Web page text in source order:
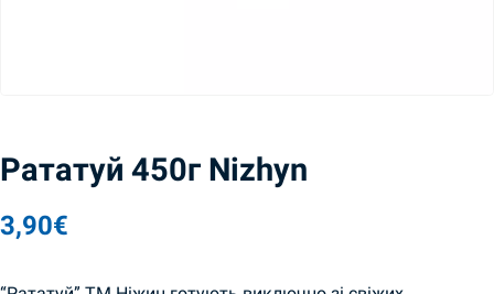
Рататуй 450г Nizhyn
3,90€